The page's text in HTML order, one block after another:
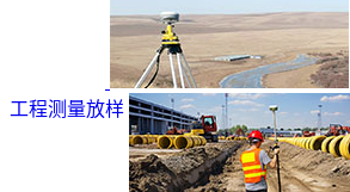
工程测量放样